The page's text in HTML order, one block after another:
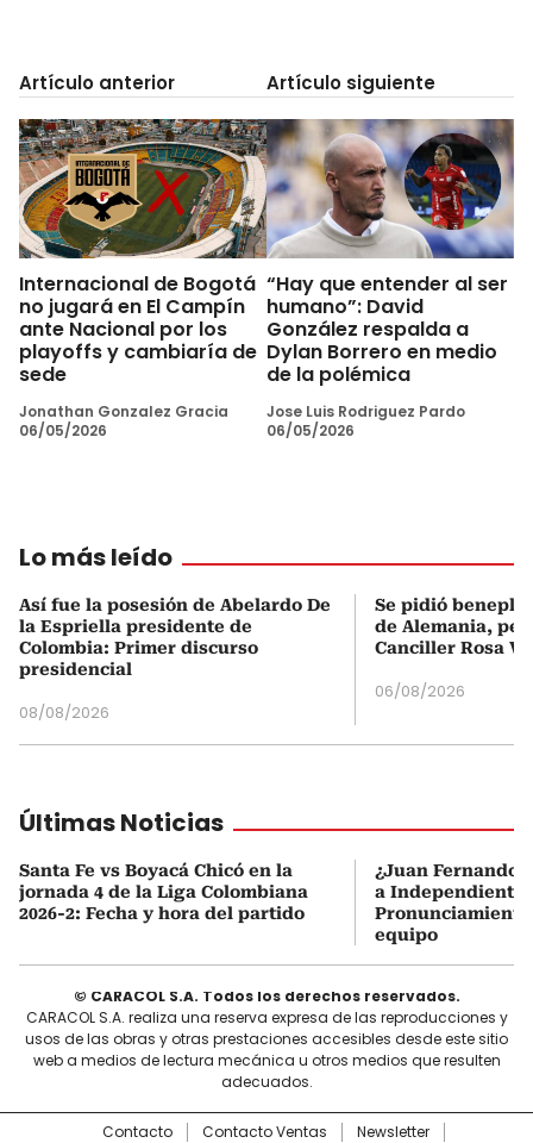
Artículo anterior
Internacional de Bogotá
no jugará en El Campín
ante Nacional por los
playoffs y cambiaría de
sede
Jonathan Gonzalez Gracia
06/05/2026
Artículo siguiente
“Hay que entender al ser
humano”: David
González respalda a
Dylan Borrero en medio
de la polémica
Jose Luis Rodriguez Pardo
06/05/2026
Lo más leído
Así fue la posesión de Abelardo De
la Espriella presidente de
Colombia: Primer discurso
presidencial
08/08/2026
Se pidió
de Alemania,
Canciller Rosa
06/08/2026
Últimas Noticias
Santa Fe vs Boyacá Chicó en la
jornada 4 de la Liga Colombiana
2026-2: Fecha y hora del partido
¿Juan Fernando
a Independiente
equipo
© CARACOL S.A. Todos los derechos reservados.
CARACOL S.A. realiza una reserva expresa de las reproducciones y
usos de las obras y otras prestaciones accesibles desde este sitio
web a medios de lectura mecánica u otros medios que resulten
adecuados.
Contacto Contacto Ventas Newsletter